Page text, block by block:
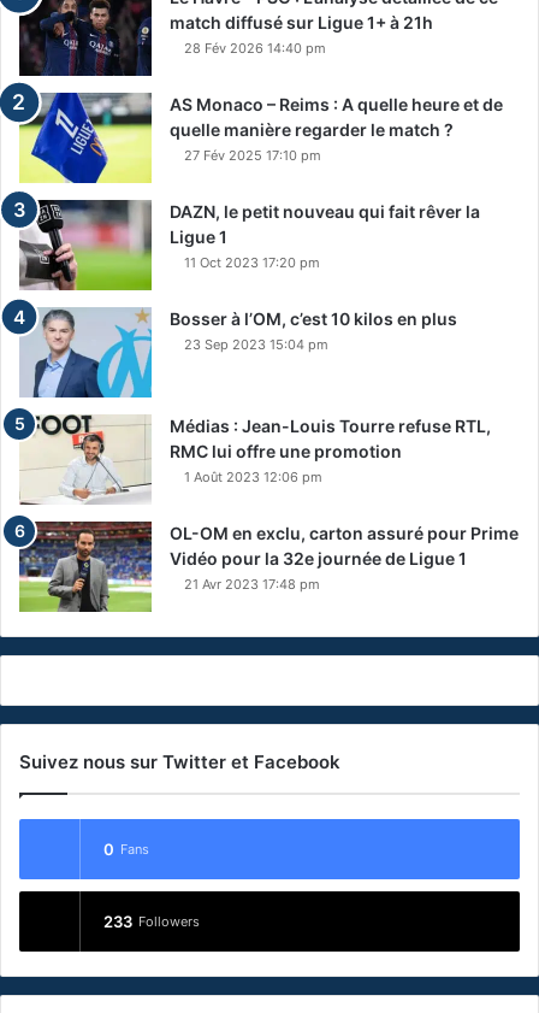
match diffusé sur Ligue 1+ à 21h
28 Fév 2026 14:40 pm
AS Monaco – Reims : A quelle heure et de
quelle manière regarder le match ?
27 Fév 2025 17:10 pm
DAZN, le petit nouveau qui fait rêver la
Ligue 1
11 Oct 2023 17:20 pm
Bosser à l’OM, c’est 10 kilos en plus
23 Sep 2023 15:04 pm
Médias : Jean-Louis Tourre refuse RTL,
RMC lui offre une promotion
1 Août 2023 12:06 pm
OL-OM en exclu, carton assuré pour Prime
Vidéo pour la 32e journée de Ligue 1
21 Avr 2023 17:48 pm
Suivez nous sur Twitter et Facebook
0 Fans
233 Followers